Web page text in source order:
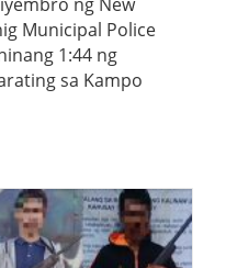
Municipal Police
1:44 ng
sa Kampo